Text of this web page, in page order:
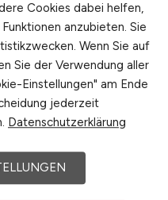
-
(m/w/d)
Cookies dabei helfen,
anzubieten. Sie
Wenn Sie auf
Sie der Verwendung aller
Einstellungen" am Ende
jederzeit
Datenschutzerklärung